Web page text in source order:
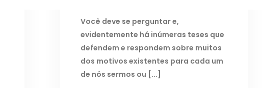
Você deve se perguntar e,
evidentemente há inúmeras teses que
defendem e respondem sobre muitos
dos motivos existentes para cada um
de nós sermos ou